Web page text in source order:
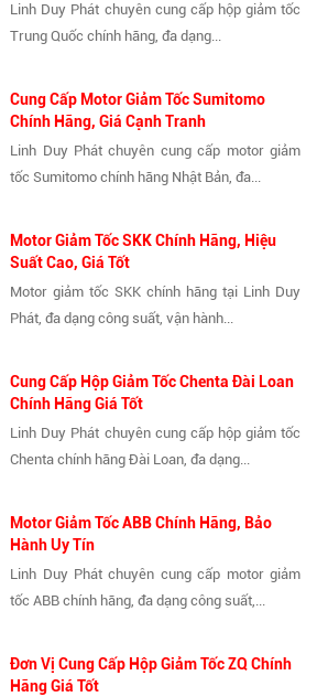
Linh Duy Phát chuyên cung cấp hộp giảm tốc
Trung Quốc chính hãng, đa dạng...
Cung Cấp Motor Giảm Tốc Sumitomo
Chính Hãng, Giá Cạnh Tranh
Linh Duy Phát chuyên cung cấp motor giảm
tốc Sumitomo chính hãng Nhật Bản, đa...
Motor Giảm Tốc SKK Chính Hãng, Hiệu
Suất Cao, Giá Tốt
Motor giảm tốc SKK chính hãng tại Linh Duy
Phát, đa dạng công suất, vận hành...
Cung Cấp Hộp Giảm Tốc Chenta Đài Loan
Chính Hãng Giá Tốt
Linh Duy Phát chuyên cung cấp hộp giảm tốc
Chenta chính hãng Đài Loan, đa dạng...
Motor Giảm Tốc ABB Chính Hãng, Bảo
Hành Uy Tín
Linh Duy Phát chuyên cung cấp motor giảm
tốc ABB chính hãng, đa dạng công suất,...
Đơn Vị Cung Cấp Hộp Giảm Tốc ZQ Chính
Hãng Giá Tốt